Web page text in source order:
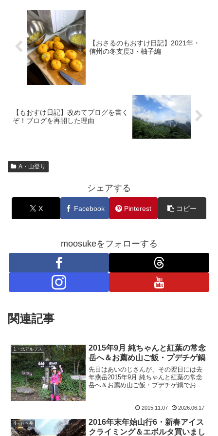
【おさるのもおすけ日記】2021年・
信州の冬支度3・柚子編
【もおすけ日記】改めてブログを書く
ぞ！ブログを再開した理由
A・山登り
シェアする
X Facebook Pinterest コピー
moosukeをフォローする
関連記事
1・北アルプス
2015年9月 純ちゃんと紅葉の常念
岳へ＆お薦め山ご飯・プデチゲ鍋
先日はあいのじさんが、その翌日には去
年燕岳2015年9月 純ちゃんと紅葉の常念
岳へ＆お薦め山ご飯・プデチゲ鍋でお会
さいました。皆様いつもありがとうござ
います。慌ただしい...
2015.11.07 2026.06.17
4・八ヶ岳
2016年末年始山行6・新春アイス
クライミング＆エボルタ買いまし